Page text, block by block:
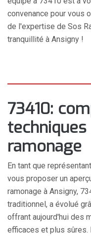
convenance pour vous
de l'expertise de Sos
tranquillité à Ansigny !
73410:
ramonage
En tant que
vous proposer un
ramonage à Ansigny,
traditionnel, a évolué
offrant aujourd'hui des
efficaces et plus